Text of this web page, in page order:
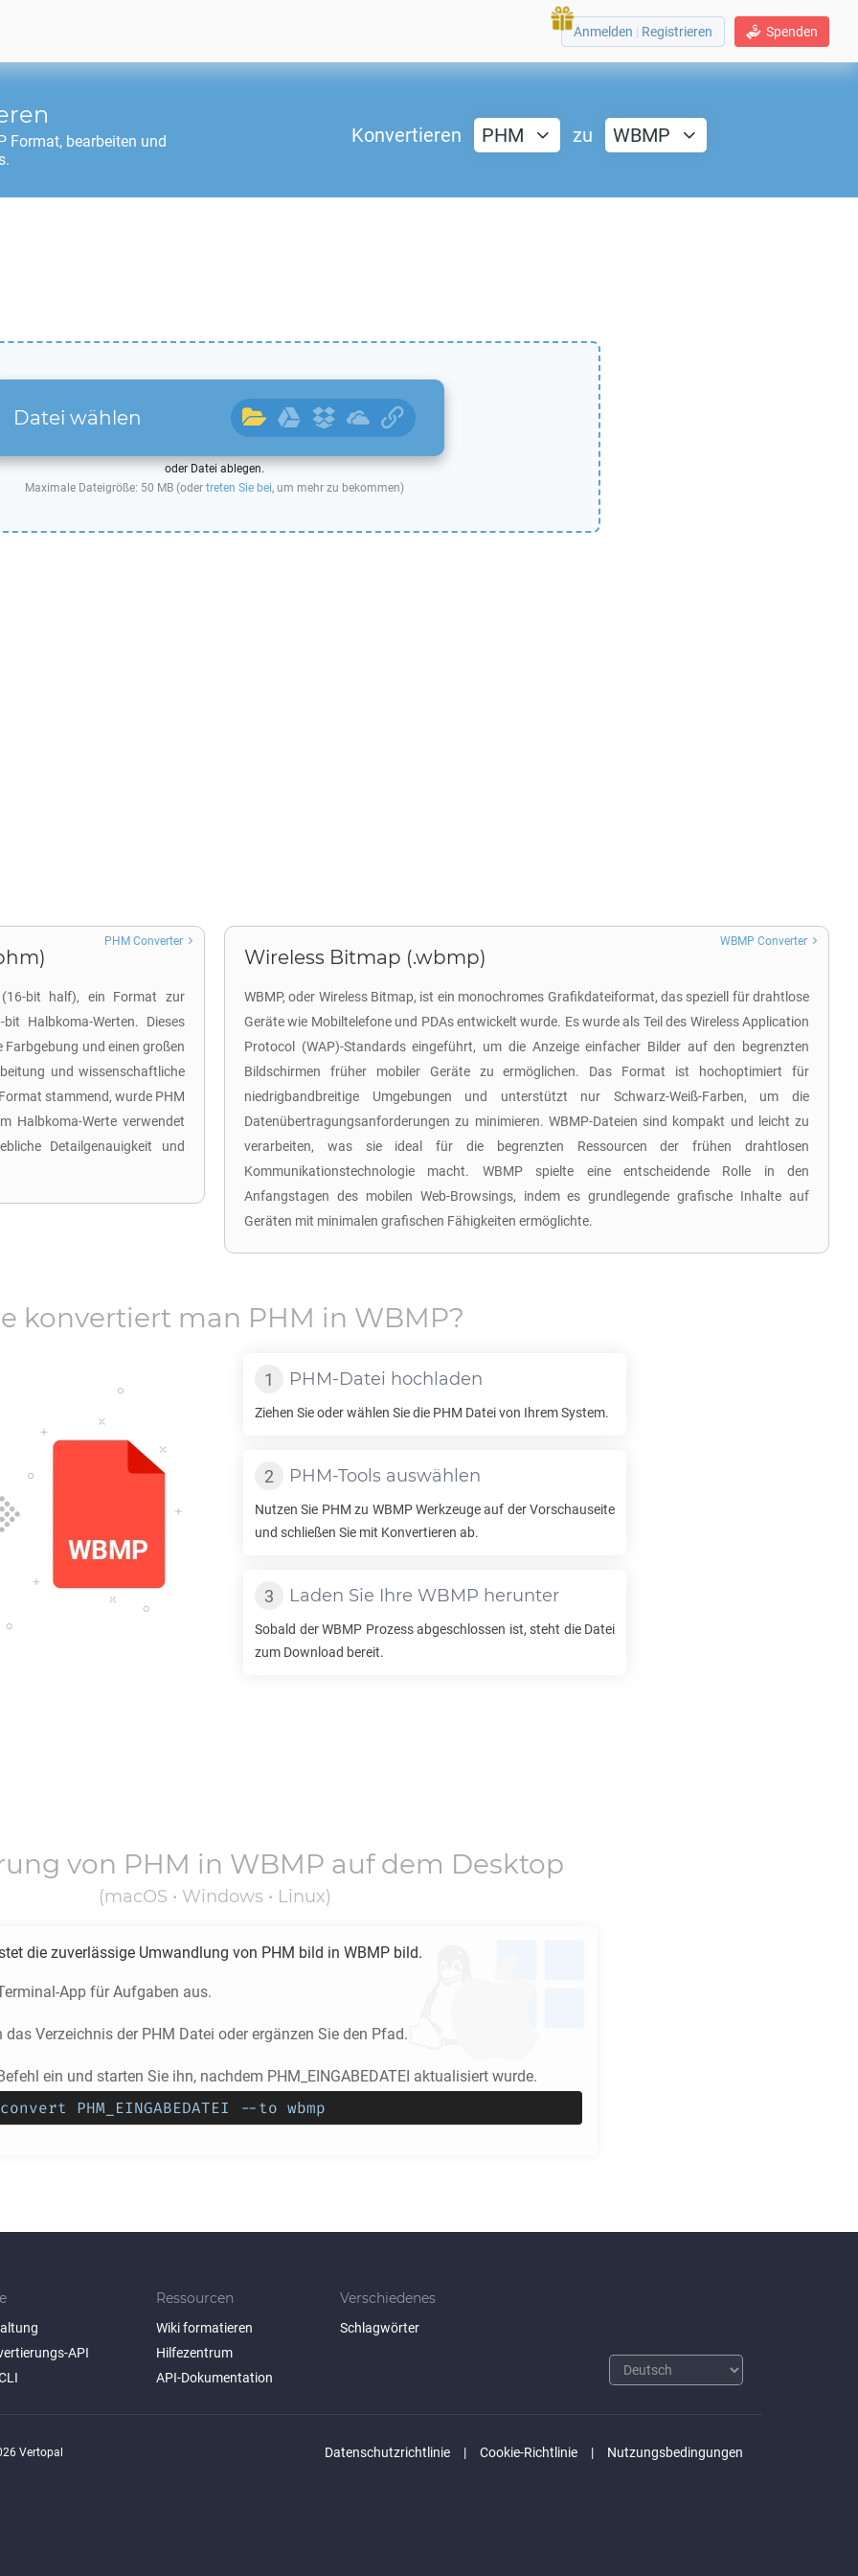
Spenden
Anmelden | Registrieren
Format, bearbeiten und
Konvertieren PHM zu WBMP
Datei wählen
oder Datei ablegen.
Maximale Dateigröße: 50 MB (oder treten Sie bei, um mehr zu bekommen)
bit half), ein Format zur
Halbkoma-Werten. Dieses
und einen großen
und wissenschaftliche
stammend, wurde PHM
Halbkoma-Werte verwendet
Detailgenauigkeit und
PHM Converter
Wireless Bitmap (.wbmp)
WBMP, oder Wireless Bitmap, ist ein monochromes Grafikdateiformat, das speziell für drahtlose
Geräte wie Mobiltelefone und PDAs entwickelt wurde. Es wurde als Teil des Wireless Application
Protocol (WAP)-Standards eingeführt, um die Anzeige einfacher Bilder auf den begrenzten
Bildschirmen früher mobiler Geräte zu ermöglichen. Das Format ist hochoptimiert für
niedrigbandbreitige Umgebungen und unterstützt nur Schwarz-Weiß-Farben, um die
Datenübertragungsanforderungen zu minimieren. WBMP-Dateien sind kompakt und leicht zu
verarbeiten, was sie ideal für die begrenzten Ressourcen der frühen drahtlosen
Kommunikationstechnologie macht. WBMP spielte eine entscheidende Rolle in den
Anfangstagen des mobilen Web-Browsings, indem es grundlegende grafische Inhalte auf
Geräten mit minimalen grafischen Fähigkeiten ermöglichte.
WBMP Converter
konvertiert man PHM in WBMP?
PHM-Datei hochladen
Ziehen Sie oder wählen Sie die PHM Datei von Ihrem System.
PHM-Tools auswählen
Nutzen Sie PHM zu WBMPWerkzeuge auf der Vorschauseite
und schließen Sie mit Konvertieren ab.
Laden Sie Ihre WBMP herunter
Sobald derWBMP Prozess abgeschlossen ist, steht die Datei
zum Download bereit.
von PHM in WBMP auf dem Desktop
(macOS • Windows • Linux)
die zuverlässige Umwandlung von PHM bild in WBMP bild.
App für Aufgaben aus.
das Verzeichnis der PHM Datei oder ergänzen Sie den Pfad.
ein und starten Sie ihn, nachdem PHM_EINGABEDATEI aktualisiert wurde.
PHM_EINGABEDATEI --to wbmp
API
Ressourcen
Wiki formatieren
Hilfezentrum
API-Dokumentation
Verschiedenes
Schlagwörter
Datenschutzrichtlinie Cookie-Richtlinie Nutzungsbedingungen
Vertopal